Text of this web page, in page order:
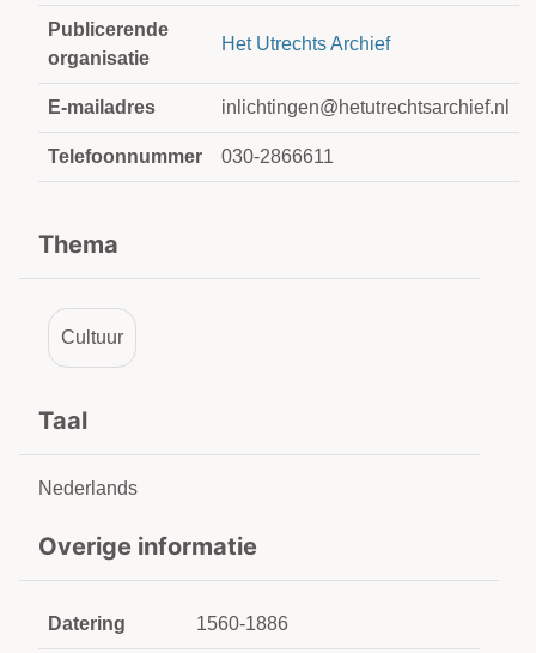
Publicerende
organisatie
Het Utrechts Archief
E-mailadres inlichtingen@hetutrechtsarchief.nl
Telefoonnummer 030-2866611
Thema
Cultuur
Taal
Nederlands
Overige informatie
Datering 1560-1886